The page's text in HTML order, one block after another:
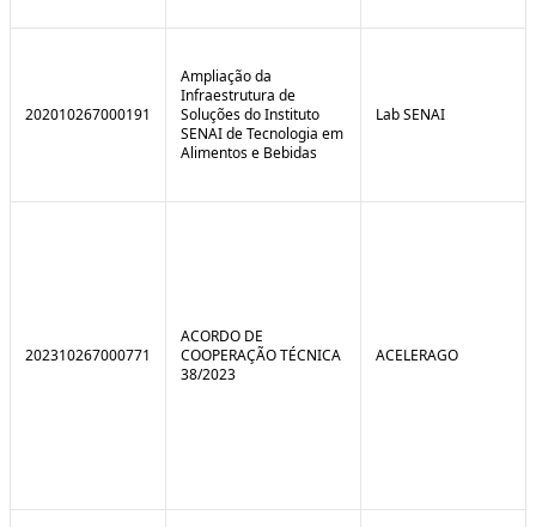
202010267000191
Ampliação da
Infraestrutura de
Soluções do Instituto
SENAI de Tecnologia em
Alimentos e Bebidas
Lab SENAI
202310267000771
ACORDO DE
COOPERAÇÃO TÉCNICA
38/2023
ACELERAGO